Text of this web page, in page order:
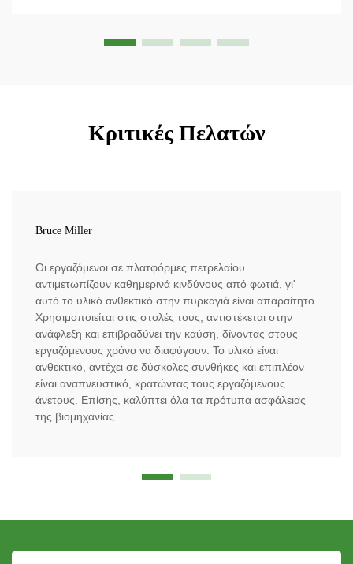
Κριτικές Πελατών
Bruce Miller
Οι εργαζόμενοι σε πλατφόρμες πετρελαίου
αντιμετωπίζουν καθημερινά κινδύνους από φωτιά, γι'
αυτό το υλικό ανθεκτικό στην πυρκαγιά είναι απαραίτητο.
Χρησιμοποιείται στις στολές τους, αντιστέκεται στην
ανάφλεξη και επιβραδύνει την καύση, δίνοντας στους
εργαζόμενους χρόνο να διαφύγουν. Το υλικό είναι
ανθεκτικό, αντέχει σε δύσκολες συνθήκες και επιπλέον
είναι αναπνευστικό, κρατώντας τους εργαζόμενους
άνετους. Επίσης, καλύπτει όλα τα πρότυπα ασφάλειας
της βιομηχανίας.